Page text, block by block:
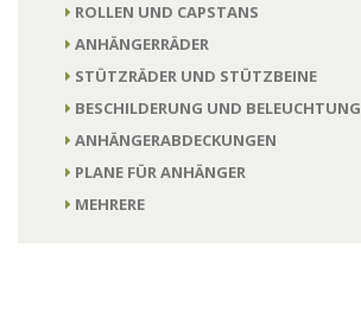
ROLLEN UND CAPSTANS
ANHÄNGERRÄDER
STÜTZRÄDER UND STÜTZBEINE
BESCHILDERUNG UND BELEUCHTUNG
ANHÄNGERABDECKUNGEN
PLANE FÜR ANHÄNGER
MEHRERE